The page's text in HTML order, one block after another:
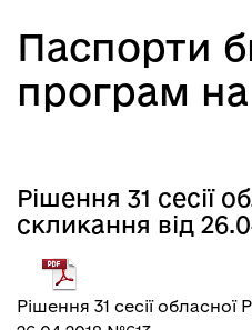
Паспорти
програм на
Рішення 31 сесії
скликання від
Рішення 31 сесії обласної